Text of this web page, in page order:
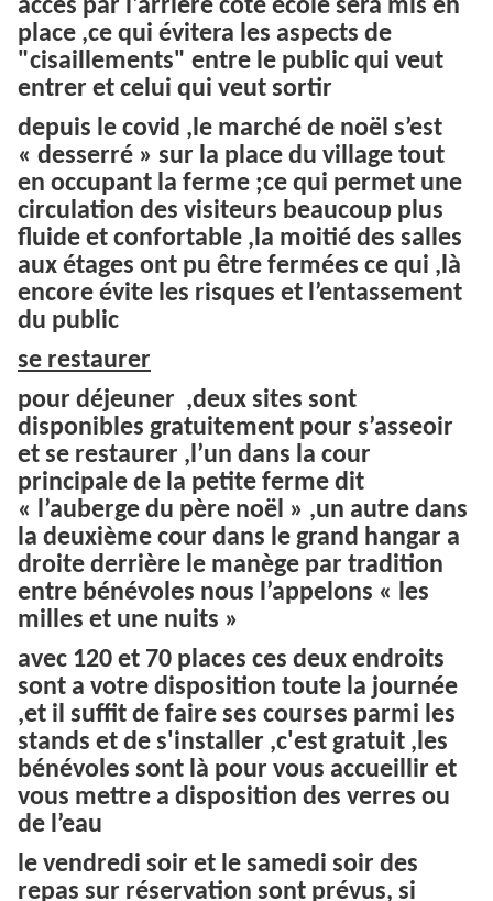
accès par l'arrière coté école sera mis en
place ,ce qui évitera les aspects de
"cisaillements" entre le public qui veut
entrer et celui qui veut sortir
depuis le covid ,le marché de noël s’est
« desserré » sur la place du village tout
en occupant la ferme ;ce qui permet une
circulation des visiteurs beaucoup plus
fluide et confortable ,la moitié des salles
aux étages ont pu être fermées ce qui ,là
encore évite les risques et l’entassement
du public
se restaurer
pour déjeuner ,deux sites sont
disponibles gratuitement pour s’asseoir
et se restaurer ,l’un dans la cour
principale de la petite ferme dit
« l’auberge du père noël » ,un autre dans
la deuxième cour dans le grand hangar a
droite derrière le manège par tradition
entre bénévoles nous l’appelons « les
milles et une nuits »
avec 120 et 70 places ces deux endroits
sont a votre disposition toute la journée
,et il suffit de faire ses courses parmi les
stands et de s'installer ,c'est gratuit ,les
bénévoles sont là pour vous accueillir et
vous mettre a disposition des verres ou
de l’eau
le vendredi soir et le samedi soir des
repas sur réservation sont prévus, si